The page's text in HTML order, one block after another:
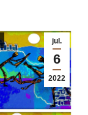
jul.
6
2022